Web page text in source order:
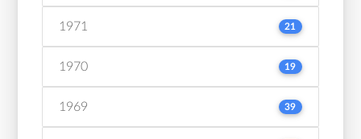
1971 21
1970 19
1969 39